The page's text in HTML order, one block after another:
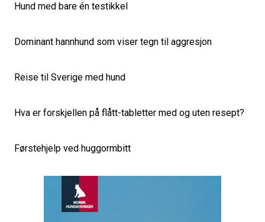
Hund med bare én testikkel
Dominant hannhund som viser tegn til aggresjon
Reise til Sverige med hund
Hva er forskjellen på flått-tabletter med og uten resept?
Førstehjelp ved huggormbitt